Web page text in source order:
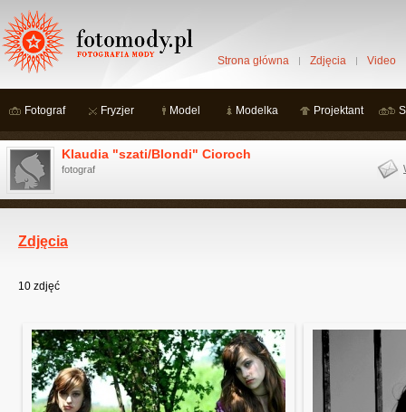
Strona główna Zdjęcia Video
Fotograf Fryzjer Model Modelka Projektant
Klaudia "szati/Blondi" Cioroch
fotograf
Zdjęcia
10 zdjęć